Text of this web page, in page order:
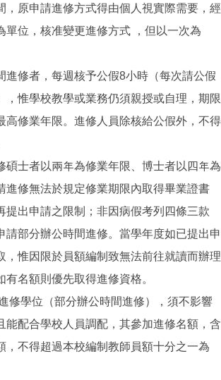
，原申請進修方式得由個人視實際需要，經
單位，核准變更進修方式 ，但以一次為
進修者，每週核予公假8小時（每次請公假
，惟學校教學或業務仍須親授或自理，期限
高修業年限。進修人員除核給公假外，不得
碩士者以兩年為修業年限、博士者以四年為
進修無法於規定修業期限內取得畢業證書
提出申請之限制；非因病假考列四條三款
請部分辦公時間進修。當學年度如已提出申
，惟因限於員額編制致無法前往就讀而辦理
名額則優先取得進修資格。
修學位（部分辦公時間進修），須不影響
能配合學校人員調配，其參加進修名額，含
，不得超過本校編制教師員額十分之一為